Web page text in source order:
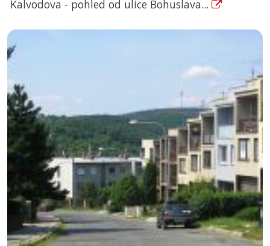
Kalvodova - pohled od ulice Bohuslava...